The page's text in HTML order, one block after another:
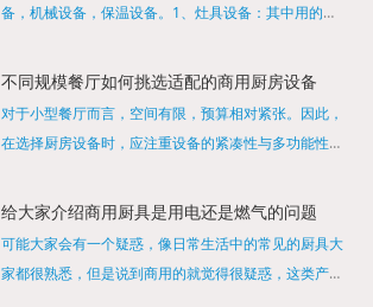
备，机械设备，保温设备。1、灶具设备：其中用的较
缺少的，经过相关检测证明的合格设备才能进行使用，
不同规模餐厅如何挑选适配的商用厨房设备
对于小型餐厅而言，空间有限，预算相对紧张。因此，
在选择厨房设备时，应注重设备的紧凑性与多功能性。
烹饪设备，既能节省空间，又能满足多样化的烹饪需
给大家介绍商用厨具是用电还是燃气的问题
可能大家会有一个疑惑，像日常生活中的常见的厨具大
家都很熟悉，但是说到商用的就觉得很疑惑，这类产品